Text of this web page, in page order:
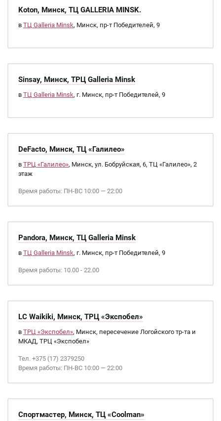
Koton, Минск, ТЦ GALLERIA MINSK.
в ТЦ Galleria Minsk, Минск, пр-т Победителей, 9
Sinsay, Минск, ТРЦ Galleria Minsk
в ТЦ Galleria Minsk, г. Минск, пр-т Победителей, 9
DeFacto, Минск, ТЦ «Галилео»
в ТРЦ «Галилео», Минск, ул. Бобруйская, 6, ТЦ «Галилео», 2
этаж
Время работы: ПН-ВС 10:00 — 22:00
Pandora, Минск, ТЦ Galleria Minsk
в ТЦ Galleria Minsk, г. Минск, пр-т Победителей, 9
Время работы: 10.00 - 22.00
LC Waikiki, Минск, ТРЦ «Экспобел»
в ТРЦ «Экспобел», Минск, пересечение Логойского тр-та и
МКАД, ТРЦ «Экспобел»
Тел. +375 (17) 2379250
Время работы: ПН-ВС 10:00 — 22:00
Спортмастер, Минск, ТЦ «Coolman»